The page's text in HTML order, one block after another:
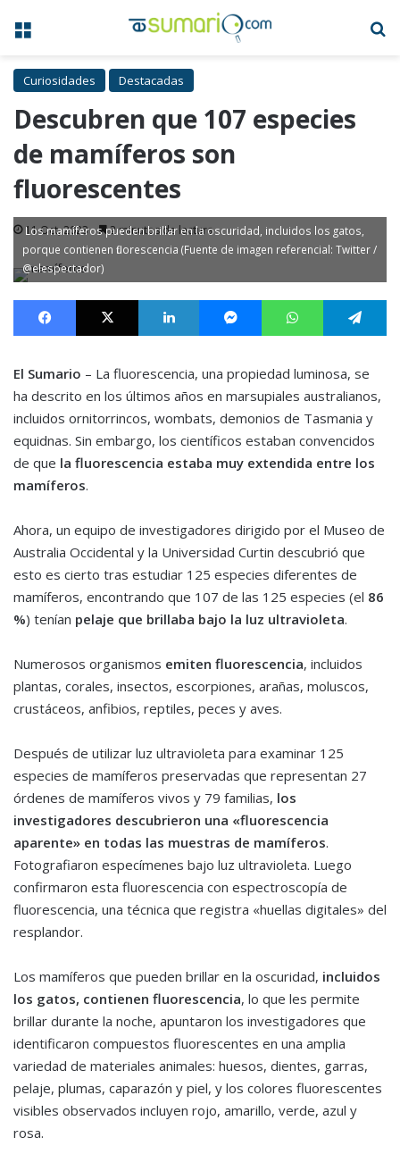
Menú
Curiosidades Destacadas
Descubren que 107 especies
de mamíferos son
fluorescentes
11 Oct, 2023 2 minutos de lectura
Los mamíferos pueden brillar en la oscuridad, incluidos los gatos,
porque contienen fluorescencia (Fuente de imagen referencial: Twitter /
@elespectador)
Facebook X LinkedIn MessengerWhatsApp
El Sumario – La fluorescencia, una propiedad luminosa, se
ha descrito en los últimos años en marsupiales australianos,
incluidos ornitorrincos, wombats, demonios de Tasmania y
equidnas. Sin embargo, los científicos estaban convencidos
de que la fluorescencia estaba muy extendida entre los
mamíferos.
Ahora, un equipo de investigadores dirigido por el Museo de
Australia Occidental y la Universidad Curtin descubrió que
esto es cierto tras estudiar 125 especies diferentes de
mamíferos, encontrando que 107 de las 125 especies (el 86
%) tenían pelaje que brillaba bajo la luz ultravioleta.
Numerosos organismos emiten fluorescencia, incluidos
plantas, corales, insectos, escorpiones, arañas, moluscos,
crustáceos, anfibios, reptiles, peces y aves.
Después de utilizar luz ultravioleta para examinar 125
especies de mamíferos preservadas que representan 27
órdenes de mamíferos vivos y 79 familias, los
investigadores descubrieron una «fluorescencia
aparente» en todas las muestras de mamíferos.
Fotografiaron especímenes bajo luz ultravioleta. Luego
confirmaron esta fluorescencia con espectroscopía de
fluorescencia, una técnica que registra «huellas digitales» del
resplandor.
Los mamíferos que pueden brillar en la oscuridad, incluidos
los gatos, contienen fluorescencia, lo que les permite
brillar durante la noche, apuntaron los investigadores que
identificaron compuestos fluorescentes en una amplia
variedad de materiales animales: huesos, dientes, garras,
pelaje, plumas, caparazón y piel, y los colores fluorescentes
visibles observados incluyen rojo, amarillo, verde, azul y
rosa.